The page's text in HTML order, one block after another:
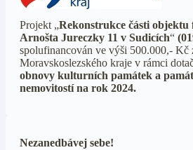
Projekt „Rekonstrukce části objektu
Arnošta Jureczky 11 v Sudicích“
spolufinancován ve výši 500.000,- Kč
Moravskoslezského kraje v rámci
obnovy kulturních památek a
nemovitostí na rok 2024.
Nezanedbávej sebe!